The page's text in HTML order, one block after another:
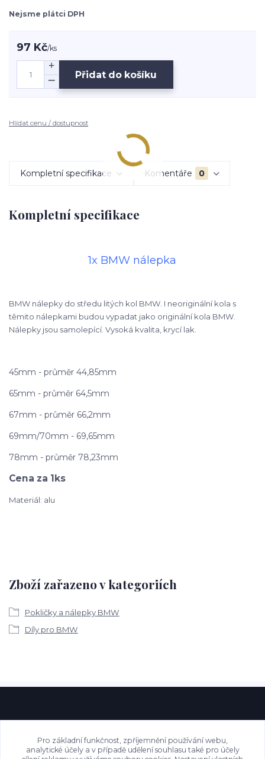
Nejsme plátci DPH
97 Kč/ks
Přidat do košíku
Hlídat cenu / dostupnost
Kompletní specifikace Komentáře 0
Kompletní specifikace
1x BMW nálepka
BMW nálepky do středu litých kol BMW. I neoriginální kola s
těmito nálepkami budou vypadat jako originální kola BMW.
Nálepky jsou samolepící. Vysoká kvalita, krycí lak.
45mm - průměr 44,85mm
65mm - průměr 64,5mm
67mm - průměr 66,2mm
69mm/70mm - 69,65mm
78mm - průměr 78,23mm
Cena za 1ks
Materiál: alu
Zboží zařazeno v kategoriích
Pokličky a nálepky BMW
Díly pro BMW
Pro základní funkčnost, zpříjemnění používání webu,
analytické účely a v případě udělení souhlasu také pro účely